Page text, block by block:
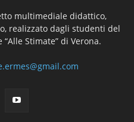
multimediale didattico,
realizzato dagli studenti del
Stimate” di Verona.